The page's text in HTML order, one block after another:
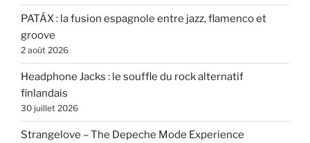
PATÁX : la fusion espagnole entre jazz, flamenco et
groove
2 août 2026
Headphone Jacks : le souffle du rock alternatif
finlandais
30 juillet 2026
Strangelove – The Depeche Mode Experience